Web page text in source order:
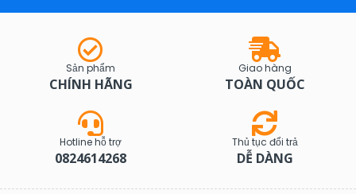
Sản phẩm
CHÍNH HÃNG
Giao hàng
TOÀN QUỐC
Hotline hỗ trợ
0824614268
Thủ tục đổi trả
DỄ DÀNG